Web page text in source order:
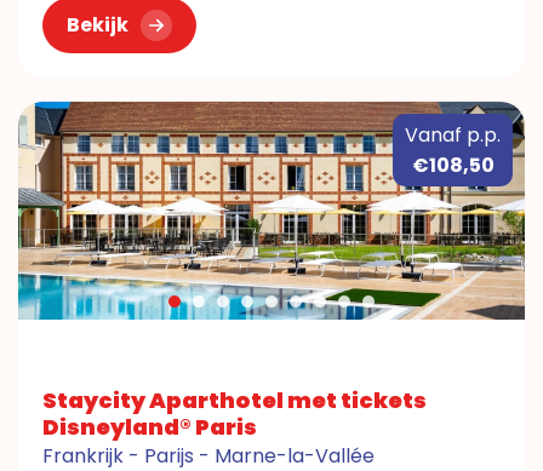
Bekijk
Vanaf p.p.
€108,50
Staycity Aparthotel met tickets
Disneyland® Paris
Frankrijk - Parijs - Marne-la-Vallée